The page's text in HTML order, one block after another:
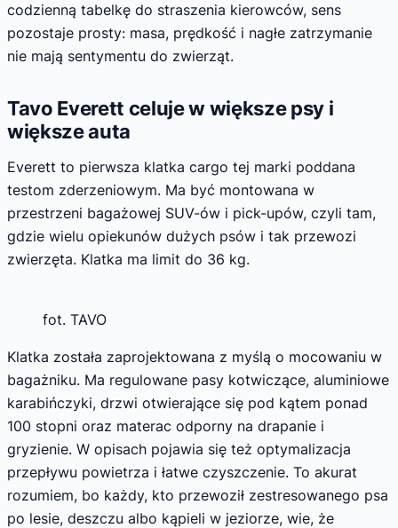
codzienną tabelkę do straszenia kierowców, sens
pozostaje prosty: masa, prędkość i nagłe zatrzymanie
nie mają sentymentu do zwierząt.
Tavo Everett celuje w większe psy i
większe auta
Everett to pierwsza klatka cargo tej marki poddana
testom zderzeniowym. Ma być montowana w
przestrzeni bagażowej SUV-ów i pick-upów, czyli tam,
gdzie wielu opiekunów dużych psów i tak przewozi
zwierzęta. Klatka ma limit do 36 kg.
fot. TAVO
Klatka została zaprojektowana z myślą o mocowaniu w
bagażniku. Ma regulowane pasy kotwiczące, aluminiowe
karabińczyki, drzwi otwierające się pod kątem ponad
100 stopni oraz materac odporny na drapanie i
gryzienie. W opisach pojawia się też optymalizacja
przepływu powietrza i łatwe czyszczenie. To akurat
rozumiem, bo każdy, kto przewoził zestresowanego psa
po lesie, deszczu albo kąpieli w jeziorze, wie, że